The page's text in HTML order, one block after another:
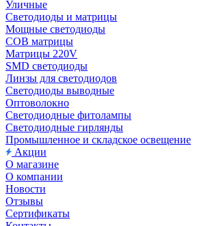
Уличные
Светодиоды и матрицы
Мощные светодиоды
COB матрицы
Матрицы 220V
SMD светодиоды
Линзы для светодиодов
Светодиоды выводные
Оптоволокно
Светодиодные фитолампы
Светодиодные гирлянды
Промышленное и складское освещение
Акции
О магазине
О компании
Новости
Отзывы
Сертификаты